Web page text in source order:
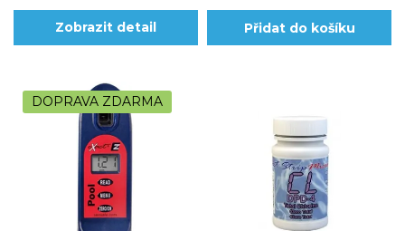
Zobrazit detail Přidat do košíku
DOPRAVA ZDARMA